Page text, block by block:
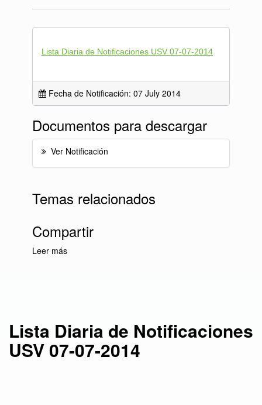
Lista Diaria de Notificaciones USV 07-07-2014
Fecha de Notificación: 07 July 2014
Documentos para descargar
Ver Notificación
Temas relacionados
Compartir
Leer más
Lista Diaria de Notificaciones
USV 07-07-2014